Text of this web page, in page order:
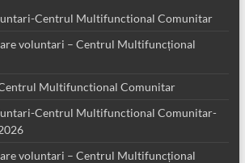
Centrul Multifunctional Comunitar
voluntari – Centrul Multifuncțional
Multifunctional Comunitar
Centrul Multifunctional Comunitar-
voluntari – Centrul Multifuncțional